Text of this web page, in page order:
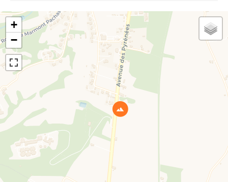
+
−